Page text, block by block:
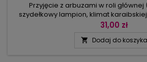
Przyjęcie z arbuzami w roli
szydełkowy lampion, klimat
małpkami, żyrafy, kolorowe muszle, w
prezentowane w tej Annie.Jest też
31,00 zł
 Dodaj do koszyka